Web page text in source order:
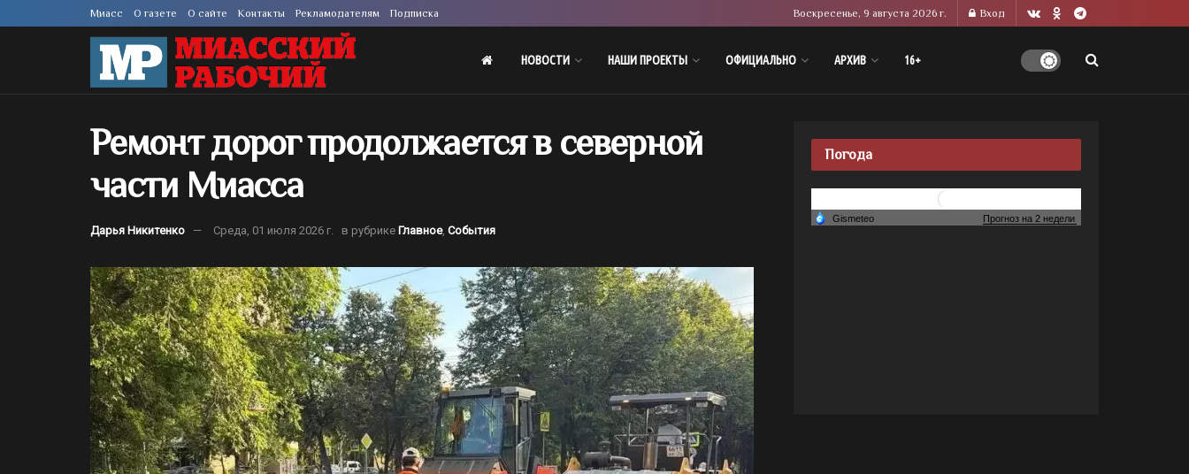
Миасс О газете О сайте Контакты Рекламодателям Подписка Воскресенье, 9 августа 2026 г. Вход
НОВОСТИ НАШИ ПРОЕКТЫ ОФИЦИАЛЬНО АРХИВ 16+
Ремонт дорог продолжается в северной
части Миасса
Дарья Никитенко Среда, 01 июля 2026 г. в рубрике Главное, События
Погода